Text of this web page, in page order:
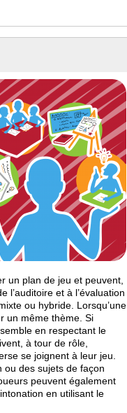
un plan de jeu et peuvent,
l’auditoire et à l’évaluation
ou hybride. Lorsqu’une
un même thème. Si
en respectant le
à tour de rôle,
se joignent à leur jeu.
ou des sujets de façon
peuvent également
en utilisant le